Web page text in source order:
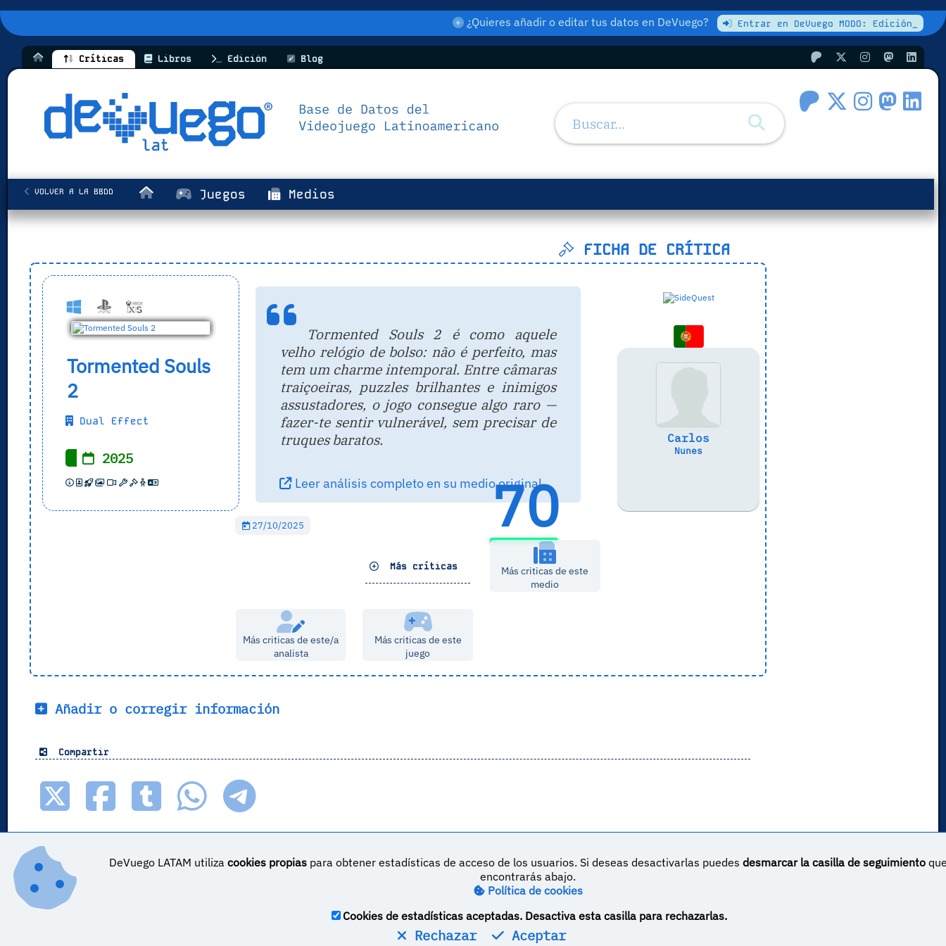
¿Quieres añadir o editar tus datos en DeVuego? Entrar en DeVuego MODO: Edición_
Críticas Libros Edición Blog
Juegos Medios
VOLVER A LA BBDD
FICHA DE CRÍTICA
Tormented Souls
2
Dual Effect
2025
Carlos
Nunes
Tormented Souls 2 é como aquele
velho relógio de bolso: não é perfeito, mas
tem um charme intemporal. Entre câmaras
traiçoeiras, puzzles brilhantes e inimigos
assustadores, o jogo consegue algo raro —
fazer-te sentir vulnerável, sem precisar de
truques baratos.
Leer análisis completo en su medio original
70
27/10/2025
Más críticas
Más criticas de este
medio
Más criticas de este/a
analista
Más criticas de este
juego
Añadir o corregir información
Compartir
DeVuego es un proyecto sin ánimo de lucro creado porYova Turnes
DeVuego LATAM ES_COR es parte de ©DeVuego LATAM
DeVuego LATAM es parte de DeVuego
Sobre DeVuego LATAM ES_COR
Contacto
DeVuego LATAM utiliza cookies propiaspara obtener estadísticas de acceso de los usuarios. Si deseas desactivarlas puedes desmarcar la casilla de seguimiento
encontrarás abajo.
Política de cookies
Cookies de estadísticas aceptadas. Desactiva esta casilla para rechazarlas.
Rechazar Aceptar